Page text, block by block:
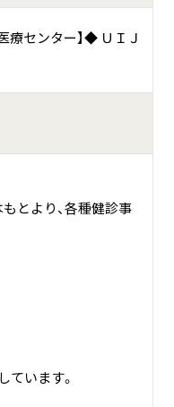
Ｒシステムを導入して
けられるよう無料低額
療センター】◆ ＵＩＪ
とより、各種健診事
います。